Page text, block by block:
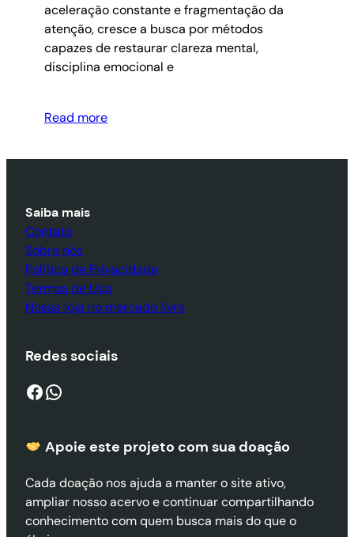
aceleração constante e fragmentação da
atenção, cresce a busca por métodos
capazes de restaurar clareza mental,
disciplina emocional e
Read more
Saiba mais
Contato
Sobre nós
Política de Privacidade
Termos de Uso
Nossa loja no mercado livre
Redes sociais
Facebook WhatsApp
Apoie este projeto com sua doação
Cada doação nos ajuda a manter o site ativo,
ampliar nosso acervo e continuar compartilhando
conhecimento com quem busca mais do que o